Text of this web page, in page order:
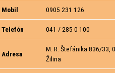
Mobil 0905 231 126
Telefón 041 / 285 0 100
Adresa
M. R. Štefánika 836/33,
Žilina